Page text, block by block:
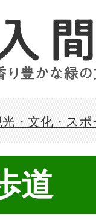
・文化・スポ
道